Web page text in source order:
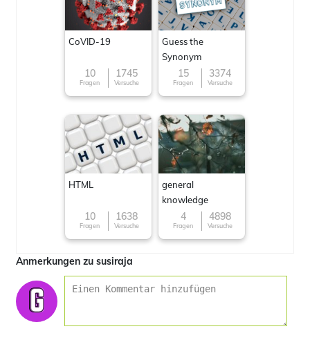
CoVID-19
10
Fragen
1745
Versuche
Guess the
Synonym
15
Fragen
3374
Versuche
HTML
10
Fragen
1638
Versuche
general
knowledge
4
Fragen
4898
Versuche
Anmerkungen zu susiraja